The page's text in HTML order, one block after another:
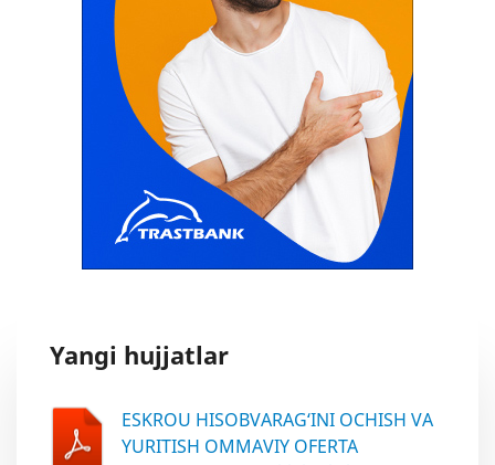
Yangi hujjatlar
ESKROU HISOBVARAG‘INI OCHISH VA
YURITISH OMMAVIY OFERTA